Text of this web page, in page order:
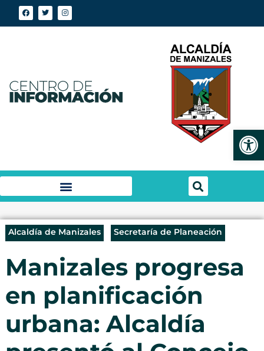
Alcaldía de Manizales Secretaría de Planeación
Manizales progresa
en planificación
urbana: Alcaldía